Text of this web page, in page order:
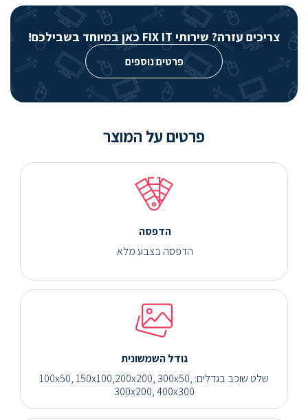
צריכים עזרה? שירותי FIX IT כאן במיוחד בשבילכם!
פרטים נוספים
פרטים על המוצר
הדפסה
הדפסה בצבע מלא
גודל השמשונית
שלט שוכב בגדלים: 100x50, 150x100,200x200, 300x50,
300x200, 400x300